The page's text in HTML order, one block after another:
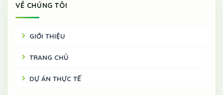
VỀ CHÚNG TÔI
GIỚI THIỆU
TRANG CHỦ
DỰ ÁN THỰC TẾ